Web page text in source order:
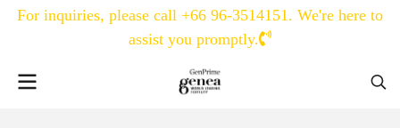
For inquiries, please call +66 96-3514151. We're here to
assist you promptly.